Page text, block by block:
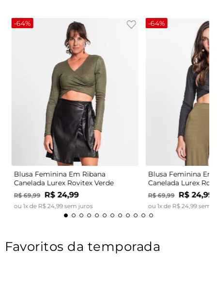
-64%
Blusa Feminina Em Ribana
Canelada Lurex Rovitex Verde
R$ 69,99 R$ 24,99
ou 1x de R$ 24,99sem juros
-64%
Blusa Feminina Em
Canelada Lurex
R$ 69,99 R$ 24,99
ou 1x de R$ 24,99sem
Favoritos da temporada